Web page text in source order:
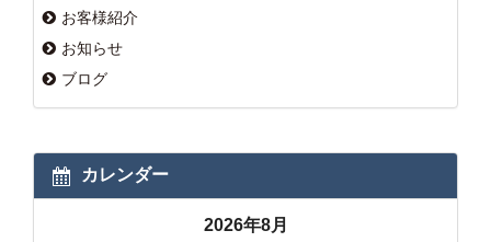
お客様紹介
お知らせ
ブログ
カレンダー
2026年8月